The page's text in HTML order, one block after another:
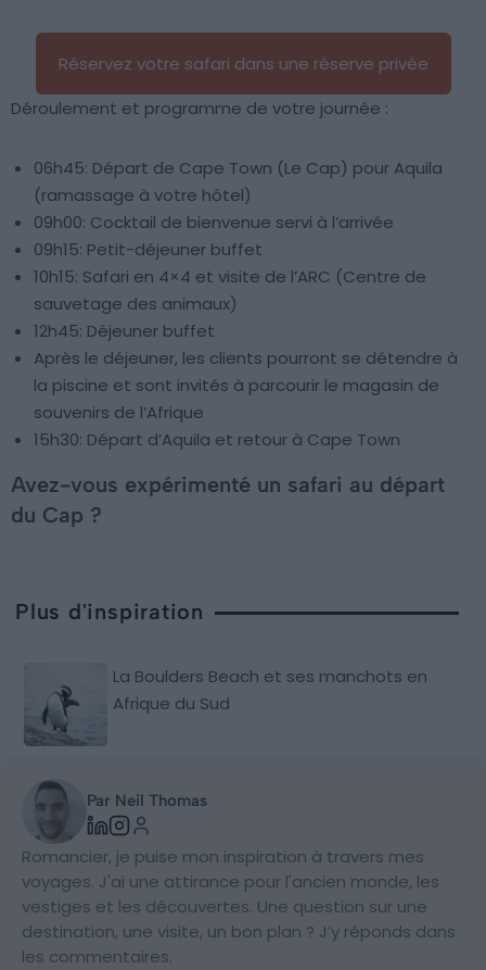
Réservez votre safari dans une réserve privée
Déroulement et programme de votre journée :
06h45: Départ de Cape Town (Le Cap) pour Aquila
(ramassage à votre hôtel)
09h00: Cocktail de bienvenue servi à l’arrivée
09h15: Petit-déjeuner buffet
10h15: Safari en 4×4 et visite de l’ARC (Centre de
sauvetage des animaux)
12h45: Déjeuner buffet
Après le déjeuner, les clients pourront se détendre à
la piscine et sont invités à parcourir le magasin de
souvenirs de l’Afrique
15h30: Départ d’Aquila et retour à Cape Town
Avez-vous expérimenté un safari au départ
du Cap ?
Plus d'inspiration
La Boulders Beach et ses manchots en
Afrique du Sud
Par Neil Thomas
Romancier, je puise mon inspiration à travers mes
voyages. J'ai une attirance pour l'ancien monde, les
vestiges et les découvertes. Une question sur une
destination, une visite, un bon plan ? J’y réponds dans
les commentaires.